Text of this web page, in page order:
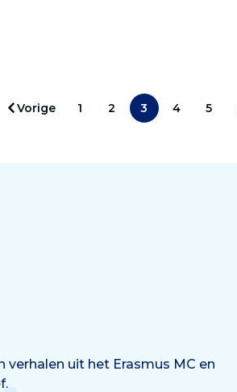
Vorige 1 2 3 4 5
verhalen uit het Erasmus MC en